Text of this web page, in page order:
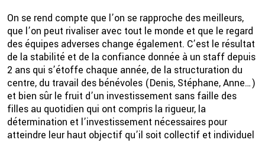
On se rend compte que l’on se rapproche des meilleurs,
que l’on peut rivaliser avec tout le monde et que le regard
des équipes adverses change également. C’est le résultat
de la stabilité et de la confiance donnée à un staff depuis
2 ans qui s’étoffe chaque année, de la structuration du
centre, du travail des bénévoles (Denis, Stéphane, Anne…)
et bien sûr le fruit d’un investissement sans faille des
filles au quotidien qui ont compris la rigueur, la
détermination et l’investissement nécessaires pour
atteindre leur haut objectif qu’il soit collectif et individuel